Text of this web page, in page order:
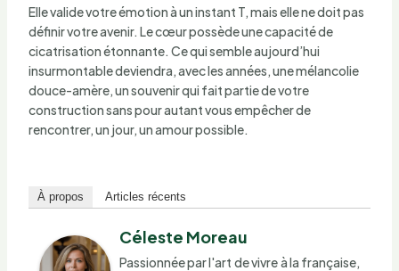
Elle valide votre émotion à un instant T, mais elle ne doit pas
définir votre avenir. Le cœur possède une capacité de
cicatrisation étonnante. Ce qui semble aujourd’hui
insurmontable deviendra, avec les années, une mélancolie
douce-amère, un souvenir qui fait partie de votre
construction sans pour autant vous empêcher de
rencontrer, un jour, un amour possible.
À propos Articles récents
Céleste Moreau
Passionnée par l'art de vivre à la française,